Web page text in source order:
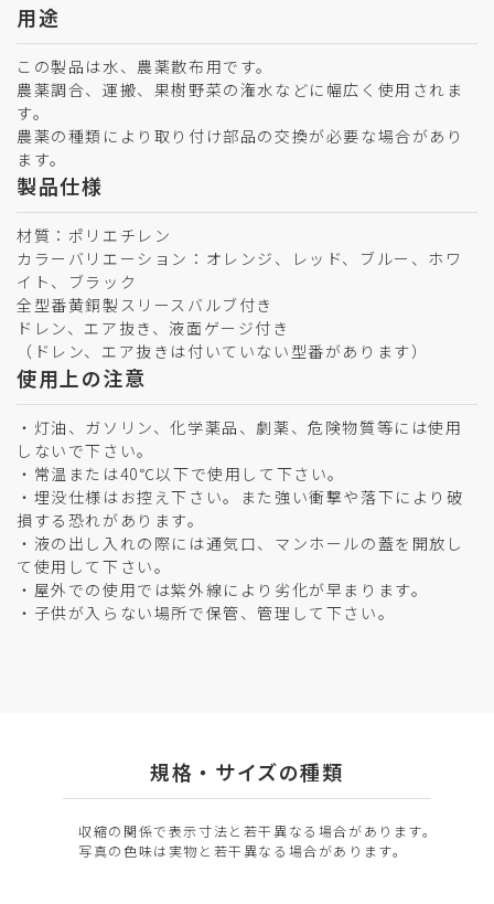
用途
この製品は水、農薬散布用です。
農薬調合、運搬、果樹野菜の潅水などに幅広く使用されま
す。
農薬の種類により取り付け部品の交換が必要な場合があり
ます。
製品仕様
材質：ポリエチレン
カラーバリエーション：オレンジ、レッド、ブルー、ホワ
イト、ブラック
全型番黄銅製スリースバルブ付き
ドレン、エア抜き、液面ゲージ付き
（ドレン、エア抜きは付いていない型番があります）
使用上の注意
・灯油、ガソリン、化学薬品、劇薬、危険物質等には使用
しないで下さい。
・常温または40℃以下で使用して下さい。
・埋没仕様はお控え下さい。また強い衝撃や落下により破
損する恐れがあります。
・液の出し入れの際には通気口、マンホールの蓋を開放し
て使用して下さい。
・屋外での使用では紫外線により劣化が早まります。
・子供が入らない場所で保管、管理して下さい。
規格・サイズの種類
収縮の関係で表示寸法と若干異なる場合があります。
写真の色味は実物と若干異なる場合があります。